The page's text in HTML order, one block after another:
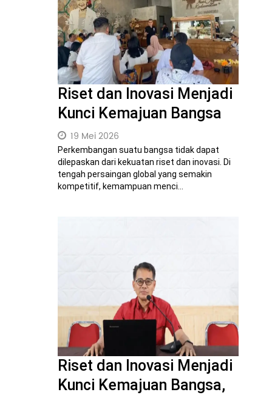
Riset dan Inovasi Menjadi
Kunci Kemajuan Bangsa
19 Mei 2026
Perkembangan suatu bangsa tidak dapat
dilepaskan dari kekuatan riset dan inovasi. Di
tengah persaingan global yang semakin
kompetitif, kemampuan menci...
Riset dan Inovasi Menjadi
Kunci Kemajuan Bangsa,